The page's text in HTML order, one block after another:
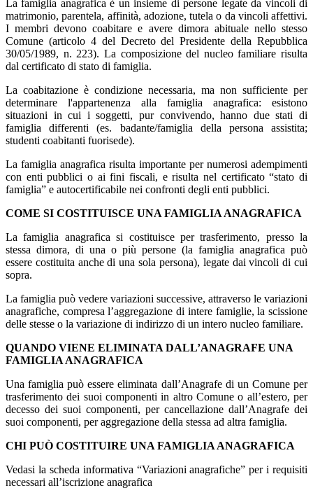
La famiglia anagrafica è un insieme di persone legate da vincoli di
matrimonio, parentela, affinità, adozione, tutela o da vincoli affettivi.
I membri devono coabitare e avere dimora abituale nello stesso
Comune (articolo 4 del Decreto del Presidente della Repubblica
30/05/1989, n. 223). La composizione del nucleo familiare risulta
dal certificato di stato di famiglia.
La coabitazione è condizione necessaria, ma non sufficiente per
determinare l'appartenenza alla famiglia anagrafica: esistono
situazioni in cui i soggetti, pur convivendo, hanno due stati di
famiglia differenti (es. badante/famiglia della persona assistita;
studenti coabitanti fuorisede).
La famiglia anagrafica risulta importante per numerosi adempimenti
con enti pubblici o ai fini fiscali, e risulta nel certificato “stato di
famiglia” e autocertificabile nei confronti degli enti pubblici.
COME SI COSTITUISCE UNA FAMIGLIA ANAGRAFICA
La famiglia anagrafica si costituisce per trasferimento, presso la
stessa dimora, di una o più persone (la famiglia anagrafica può
essere costituita anche di una sola persona), legate dai vincoli di cui
sopra.
La famiglia può vedere variazioni successive, attraverso le variazioni
anagrafiche, compresa l’aggregazione di intere famiglie, la scissione
delle stesse o la variazione di indirizzo di un intero nucleo familiare.
QUANDO VIENE ELIMINATA DALL’ANAGRAFE UNA
FAMIGLIA ANAGRAFICA
Una famiglia può essere eliminata dall’Anagrafe di un Comune per
trasferimento dei suoi componenti in altro Comune o all’estero, per
decesso dei suoi componenti, per cancellazione dall’Anagrafe dei
suoi componenti, per aggregazione della stessa ad altra famiglia.
CHI PUÒ COSTITUIRE UNA FAMIGLIA ANAGRAFICA
Vedasi la scheda informativa “Variazioni anagrafiche” per i requisiti
necessari all’iscrizione anagrafica